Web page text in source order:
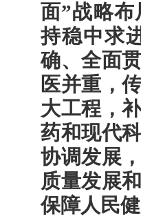
面”战略
持稳中求
确、全面
医并重，
大工程，
药和现代
协调发展
质量发展
保障人民